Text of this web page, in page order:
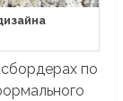
по